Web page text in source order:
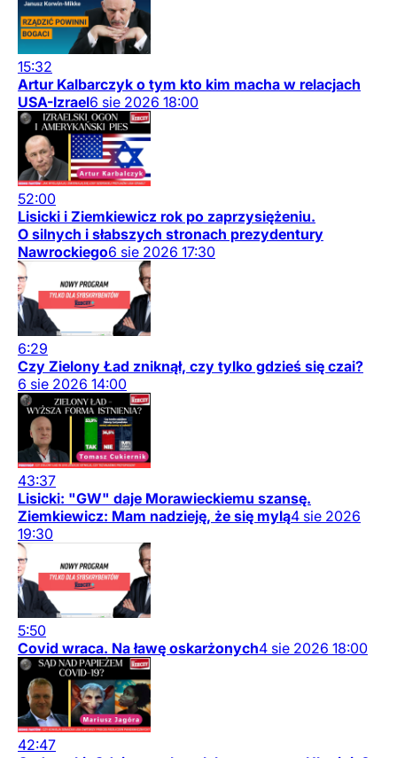
15:32
Artur Kalbarczyk o tym kto kim macha w relacjach
USA-Izrael6 sie 2026 18:00
52:00
Lisicki i Ziemkiewicz rok po zaprzysiężeniu.
O silnych i słabszych stronach prezydentury
Nawrockiego6 sie 2026 17:30
6:29
Czy Zielony Ład zniknął, czy tylko gdzieś się czai?
6 sie 2026 14:00
43:37
Lisicki: "GW" daje Morawieckiemu szansę.
Ziemkiewicz: Mam nadzieję, że się mylą4 sie 2026
19:30
5:50
Covid wraca. Na ławę oskarżonych4 sie 2026 18:00
42:47